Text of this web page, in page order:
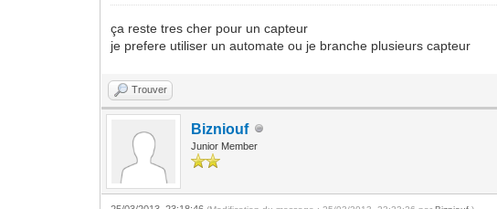
ça reste tres cher pour un capteur
je prefere utiliser un automate ou je branche plusieurs capteur
Trouver
Bizniouf
Junior Member